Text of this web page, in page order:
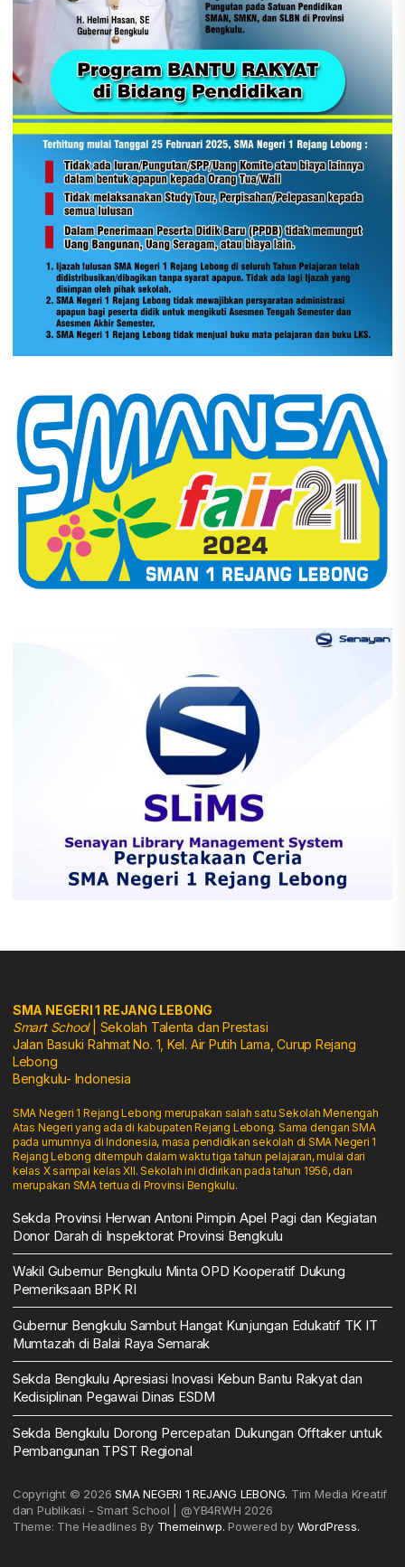
SMA NEGERI 1 REJANG LEBONG
Smart School| Sekolah Talenta dan Prestasi
Jalan Basuki Rahmat No. 1, Kel. Air Putih Lama, Curup Rejang
Lebong
Bengkulu- Indonesia
SMA Negeri 1 Rejang Lebong merupakan salah satu Sekolah Menengah
Atas Negeri yang ada di kabupaten Rejang Lebong. Sama dengan SMA
pada umumnya di Indonesia, masa pendidikan sekolah di SMA Negeri 1
Rejang Lebong ditempuh dalam waktu tiga tahun pelajaran, mulai dari
kelas X sampai kelas XII. Sekolah ini didirikan pada tahun 1956, dan
merupakan SMA tertua di Provinsi Bengkulu.
Sekda Provinsi Herwan Antoni Pimpin Apel Pagi dan Kegiatan
Donor Darah di Inspektorat Provinsi Bengkulu
Wakil Gubernur Bengkulu Minta OPD Kooperatif Dukung
Pemeriksaan BPK RI
Gubernur Bengkulu Sambut Hangat Kunjungan Edukatif TK IT
Mumtazah di Balai Raya Semarak
Sekda Bengkulu Apresiasi Inovasi Kebun Bantu Rakyat dan
Kedisiplinan Pegawai Dinas ESDM
Sekda Bengkulu Dorong Percepatan Dukungan Offtaker untuk
Pembangunan TPST Regional
Copyright © 2026SMA NEGERI 1 REJANG LEBONG. Tim Media Kreatif
dan Publikasi - Smart School | @YB4RWH 2026
Theme: The Headlines By Themeinwp. Powered by WordPress.